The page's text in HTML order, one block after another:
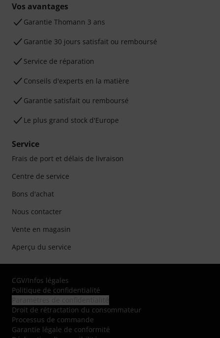
Vos avantages
Ga­ran­tie Thomann 3 ans
Garantie 30 jours satisfait ou remboursé
Service de réparation
Conseils d'experts en la matière
Garantie satisfait ou remboursé
Le plus grand stock d'Europe
Service
Frais de port et délais de livraison
Centre de service
Bons d'achat
Nous contacter
Vente en magasin
Aperçu du service
CGV/Infos légales
Politique de confidentialité
Droit de rétractation du consommateur
Processus de commande
Garantie légale de conformité